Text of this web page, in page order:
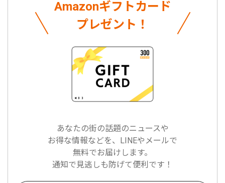
Amazonギフトカード
プレゼント！
あなたの街の話題のニュースや
お得な情報などを、LINEやメールで
無料でお届けします。
通知で見逃しも防げて便利です！